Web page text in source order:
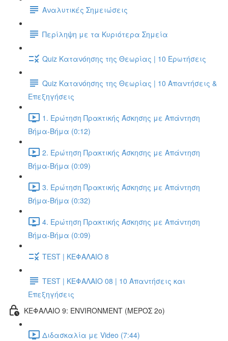
Αναλυτικές Σημειώσεις
Περίληψη με τα Κυριότερα Σημεία
Quiz Κατανόησης της Θεωρίας | 10 Ερωτήσεις
Quiz Κατανόησης της Θεωρίας | 10 Απαντήσεις &
Επεξηγήσεις
1. Ερώτηση Πρακτικής Άσκησης με Απάντηση
Βήμα-Βήμα (0:12)
2. Ερώτηση Πρακτικής Άσκησης με Απάντηση
Βήμα-Βήμα (0:09)
3. Ερώτηση Πρακτικής Άσκησης με Απάντηση
Βήμα-Βήμα (0:32)
4. Ερώτηση Πρακτικής Άσκησης με Απάντηση
Βήμα-Βήμα (0:09)
TEST | ΚΕΦΑΛΑΙΟ 8
TEST | ΚΕΦΑΛΑΙΟ 08 | 10 Απαντήσεις και
Επεξηγήσεις
ΚΕΦΑΛΑΙΟ 9: ENVIRONMENT (ΜΕΡΟΣ 2o)
Διδασκαλία με Video (7:44)